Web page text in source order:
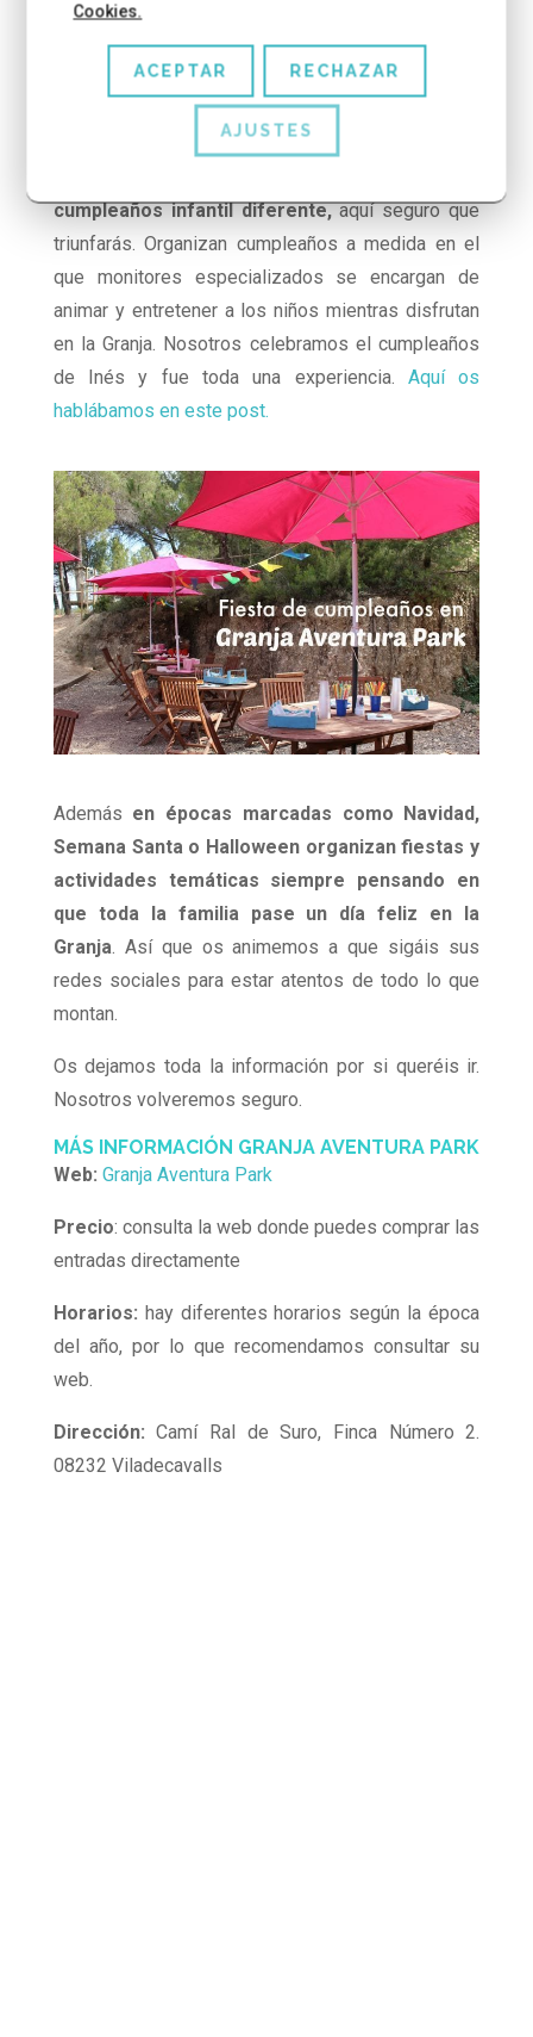
FIESTAS ESPECIALES: NAVIDAD,
Pero como los chicos de Granja Anventura Park
son muy cañeros tenéis un montón de opciones y
servicios que os ofrece el parque.
cumpleaños infantil diferente,aquí seguro que
triunfarás. Organizan cumpleaños a medida en el
que monitores especializados se encargan de
animar y entretener a los niños mientras disfrutan
en la Granja. Nosotros celebramos el cumpleaños
de Inés y fue toda una experiencia. Aquí os
hablábamos en este post.
Además en épocas marcadas como Navidad,
Semana Santa o Halloween organizan fiestas y
actividades temáticas siempre pensando en
que toda la familia pase un día feliz en la
Granja. Así que os animemos a que sigáis sus
redes sociales para estar atentos de todo lo que
montan.
Os dejamos toda la información por si queréis ir.
Nosotros volveremos seguro.
MÁS INFORMACIÓN GRANJA AVENTURA PARK
Web: Granja Aventura Park
Precio: consulta la web donde puedes comprar las
entradas directamente
Horarios: hay diferentes horarios según la época
del año, por lo que recomendamos consultar su
web.
Dirección: Camí Ral de Suro, Finca Número 2.
08232 Viladecavalls
Cookies.
ACEPTAR RECHAZAR
AJUSTES